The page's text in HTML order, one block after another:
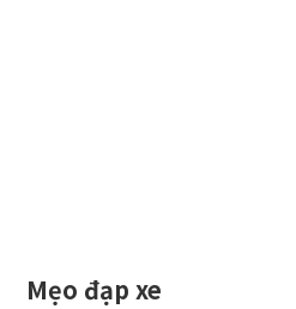
Mẹo đạp xe